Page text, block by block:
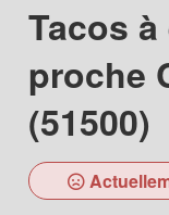
Tacos
proche
(51500)